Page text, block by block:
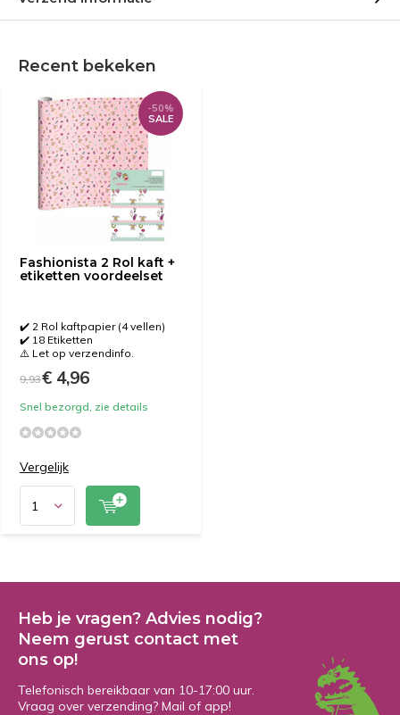
Recent bekeken
Fashionista 2 Rol kaft +
etiketten voordeelset
-50%
SALE
✔️ 2 Rol kaftpapier (4 vellen)
✔️ 18 Etiketten
⚠️ Let op verzendinfo.
9,93€ 4,96
Snel bezorgd, zie details
Vergelijk
Heb je vragen? Advies nodig?
Neem gerust contact met
ons op!
Telefonisch bereikbaar van 10-17:00 uur.
Vraag over verzending? Mail of app!